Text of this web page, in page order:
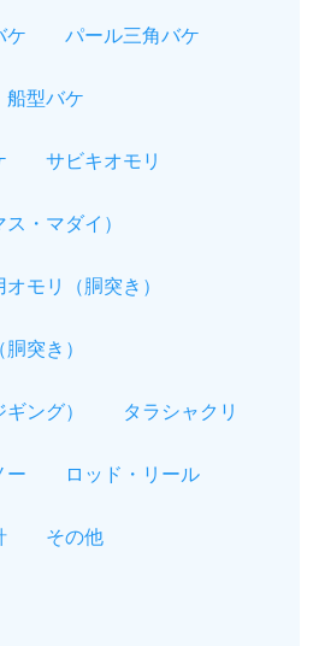
ケ パール三角バケ
船型バケ
サビキオモリ
・マダイ）
モリ（胴突き）
突き）
ング） タラシャクリ
ー ロッド・リール
その他